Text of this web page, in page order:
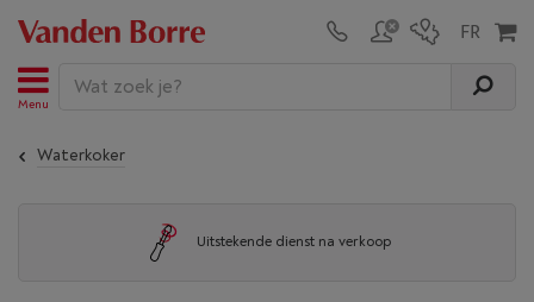
Menu
Waterkoker
De laagsteprijsgarantie